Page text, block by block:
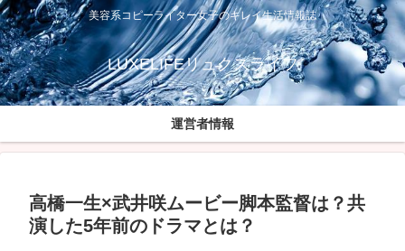
美容系コピーライター女子のキレイ生活情報誌
LUXELIFEリュクスライフ
運営者情報
高橋一生×武井咲ムービー脚本監督は？共
演した5年前のドラマとは？